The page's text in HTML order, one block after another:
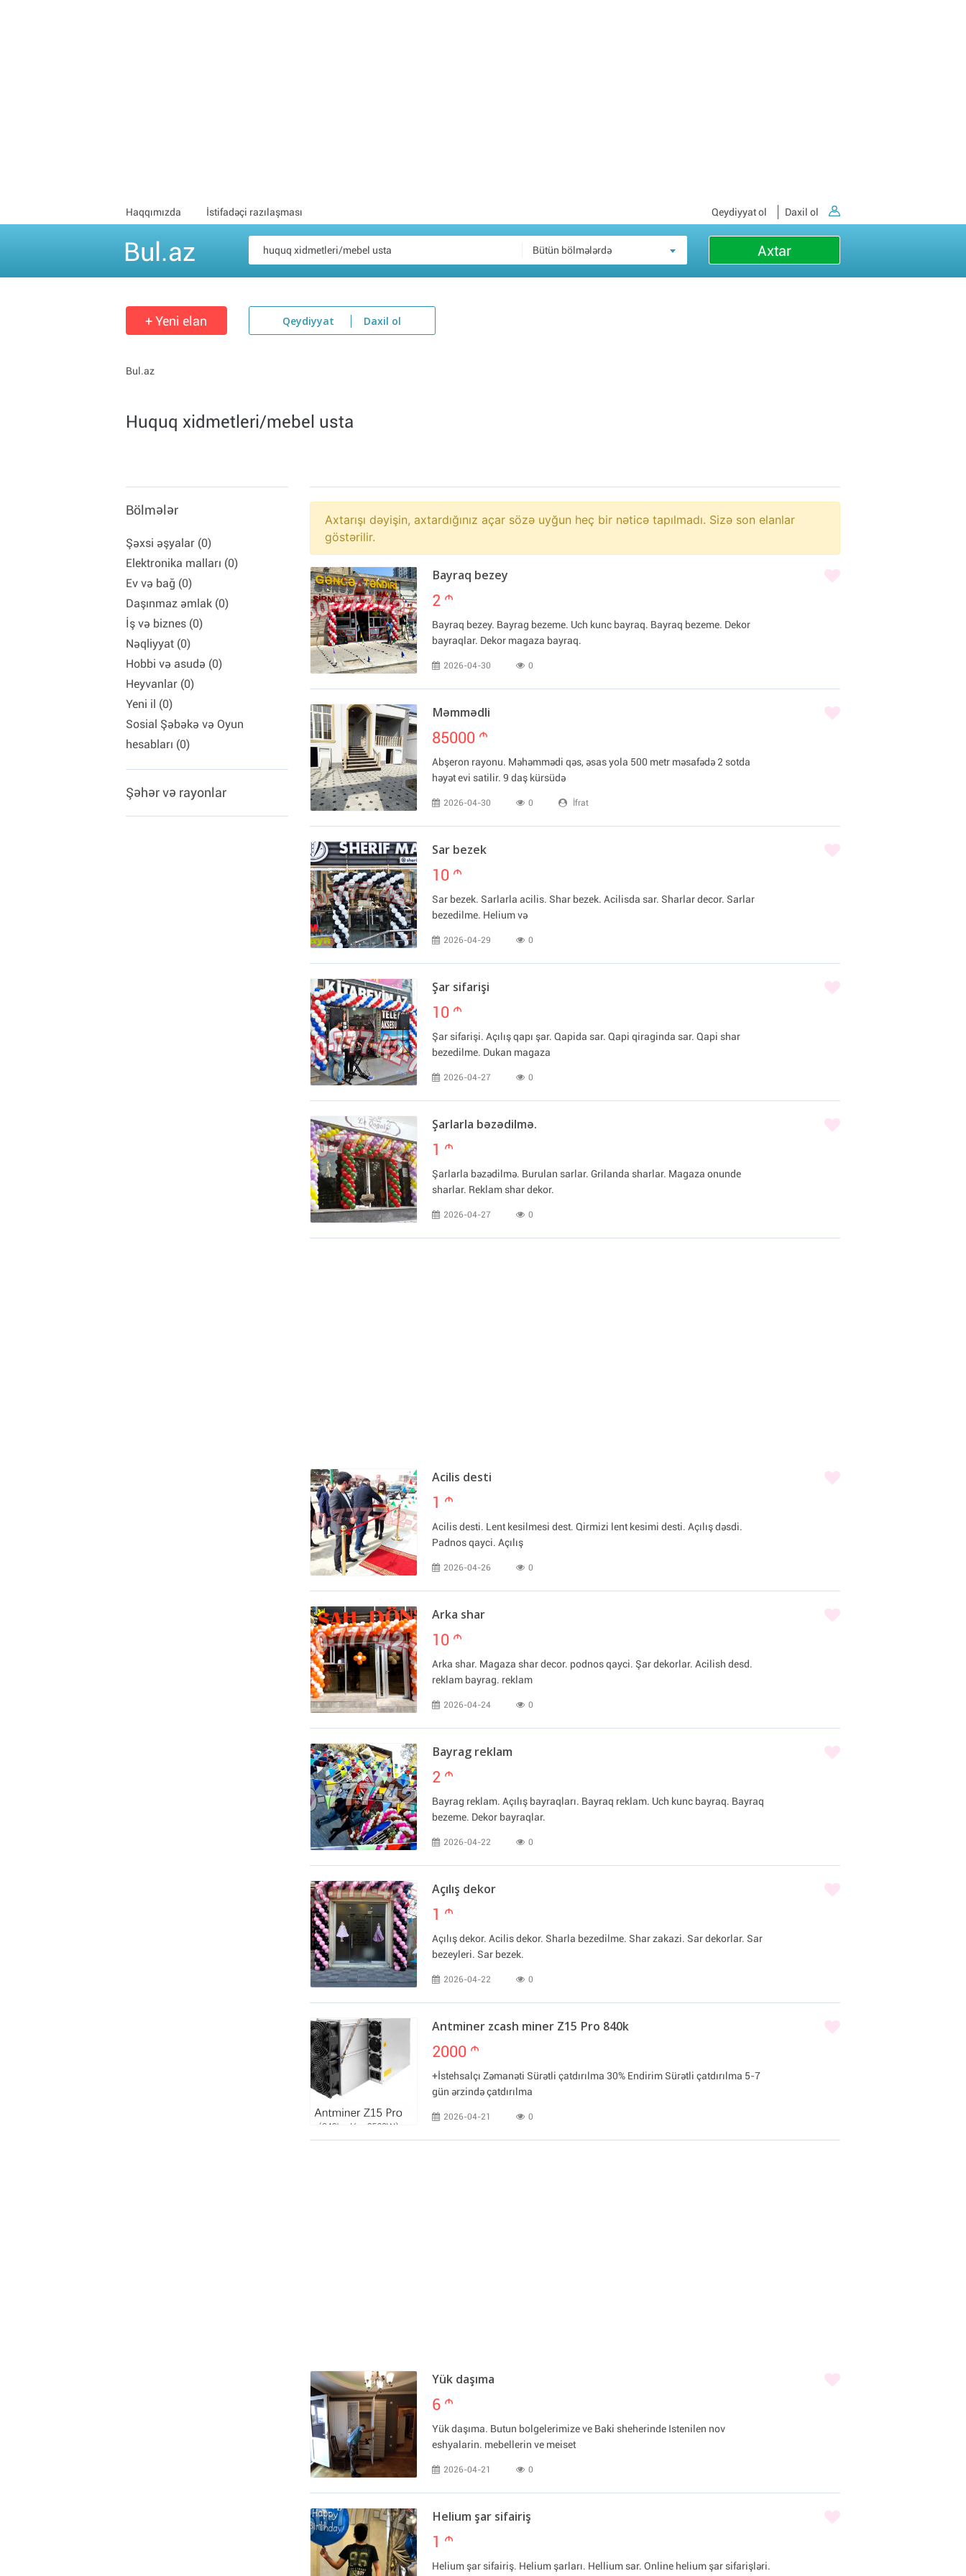
Haqqımızda İstifadəçi razılaşması Qeydiyyat ol Daxil ol
Bul.az Bütün bölmələrdə Axtar
+ Yeni elan Qeydiyyat Daxil ol
Bul.az
Huquq xidmetleri/mebel usta
Bölmələr
Şəxsi əşyalar (0)
Elektronika malları (0)
Ev və bağ (0)
Daşınmaz əmlak (0)
İş və biznes (0)
Nəqliyyat (0)
Hobbi və asudə (0)
Heyvanlar (0)
Yeni il (0)
Sosial Şəbəkə və Oyun
hesabları (0)
Şəhər və rayonlar
Axtarışı dəyişin, axtardığınız açar sözə uyğun heç bir nəticə tapılmadı. Sizə son elanlar
göstərilir.
Bayraq bezey
2 m
Bayraq bezey. Bayrag bezeme. Uch kunc bayraq. Bayraq bezeme. Dekor
bayraqlar. Dekor magaza bayraq.
2026-04-30 0
Məmmədli
85000 m
Abşeron rayonu. Məhəmmədi qəs, əsas yola 500 metr məsafədə 2 sotda
həyət evi satilir. 9 daş kürsüdə
2026-04-30 0 İfrat
Sar bezek
10 m
Sar bezek. Sarlarla acilis. Shar bezek. Acilisda sar. Sharlar decor. Sarlar
bezedilme. Helium və
2026-04-29 0
Şar sifarişi
10 m
Şar sifarişi. Açılış qapı şar. Qapida sar. Qapi qiraginda sar. Qapi shar
bezedilme. Dukan magaza
2026-04-27 0
Şarlarla bəzədilmə.
1 m
Şarlarla bəzədilmə. Burulan sarlar. Grilanda sharlar. Magaza onunde
sharlar. Reklam shar dekor.
2026-04-27 0
Acilis desti
1 m
Acilis desti. Lent kesilmesi dest. Qirmizi lent kesimi desti. Açılış dəsdi.
Padnos qayci. Açılış
2026-04-26 0
Arka shar
10 m
Arka shar. Magaza shar decor. podnos qayci. Şar dekorlar. Acilish desd.
reklam bayrag. reklam
2026-04-24 0
Bayrag reklam
2 m
Bayrag reklam. Açılış bayraqları. Bayraq reklam. Uch kunc bayraq. Bayraq
bezeme. Dekor bayraqlar.
2026-04-22 0
Açılış dekor
1 m
Açılış dekor. Acilis dekor. Sharla bezedilme. Shar zakazi. Sar dekorlar. Sar
bezeyleri. Sar bezek.
2026-04-22 0
Antminer zcash miner Z15 Pro 840k
2000 m
+İstehsalçı Zəmanəti Sürətli çatdırılma 30% Endirim Sürətli çatdırılma 5-7
gün ərzində çatdırılma
2026-04-21 0
Yük daşıma
6 m
Yük daşıma. Butun bolgelerimize ve Baki sheherinde Istenilen nov
eshyalarin. mebellerin ve meiset
2026-04-21 0
Helium şar sifairiş
1 m
Helium şar sifairiş. Helium şarları. Hellium sar. Online helium şar sifarişləri.